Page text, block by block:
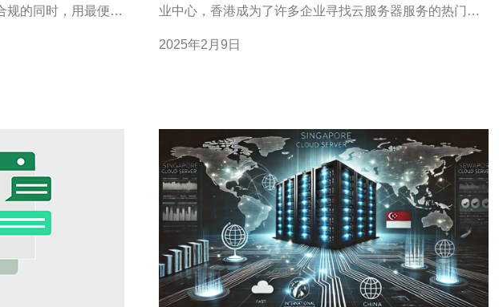
规的同时，用最便宜
业级部署需要注意
业中心，香港成为了许多企业寻找云服务器服务的热门目
是一个小而密集的城市，有许多专门提供云服务器服务的
2025年2月9日